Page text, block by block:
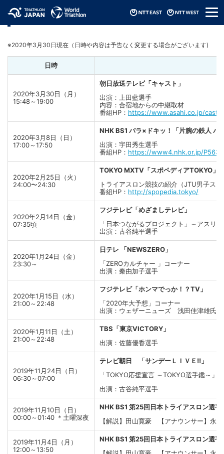
メ
ニ
メディア情報
※2020年3月30日現在（日時や内容は予告なく変更する場合がございます)
日時
2020年3月30日（月）
15:48～19:00
朝日放送テレビ「キャスト」
出演：上田藍選手
内容：合宿地からの中継取材
番組HP： https://www.asahi.co.jp/cast/
2020年3月8日（日）
17:00～17:50
NHK BS1 パラ×ドキッ！「片腕の鉄人 パ
出演：宇田秀生選手
番組HP： https://www4.nhk.or.jp/
2020年2月25日（火）
24:00〜24:30
TOKYO MXTV「スポペディアTOKYO」
トライアスロン競技の紹介（JTU男子ス
番組HP： http://spopedia.tokyo/
2020年2月14日（金）
07:35頃
フジテレビ「めざましテレビ」
「日本つながるプロジェクト」～アスリ
出演：古谷純平選手
2020年1月24日（金）
23:30～
日テレ 「NEWSZERO」
「ZEROカルチャー 」コーナー
出演：秦由加子選手
2020年1月15日（水）
21:00～22:48
フジテレビ「ホンマでっか！？TV」
「2020年大予想」コーナー
出演：ウェザーニューズ 浅田佳津雄氏
2020年1月11日（土）
21:00～22:48
TBS「東京VICTORY」
出演：佐藤優香選手
2019年11月24日（日）
06:30～07:00
テレビ朝日 「サンデーＬＩＶＥ!!」
「TOKYO応援宣言 ～TOKYO選手鑑～」
出演：古谷純平選手
2019年11月10日（日）
00:00～01:40 ＊土曜深夜
NHK BS1 第25回日本トライアスロン選
【解説】田山寛豪 【アナウンサー】永
2019年11月4日（月）
12:00～13:50
NHK BS1 第25回日本トライアスロン選